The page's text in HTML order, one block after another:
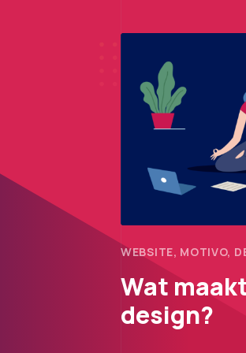
Wat
design?
WEBSITE, MOTIVO,